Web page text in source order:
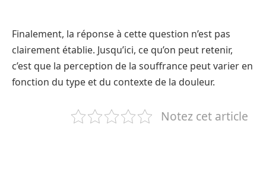
Finalement, la réponse à cette question n’est pas
clairement établie. Jusqu’ici, ce qu’on peut retenir,
c’est que la perception de la souffrance peut varier en
fonction du type et du contexte de la douleur.
Notez cet article